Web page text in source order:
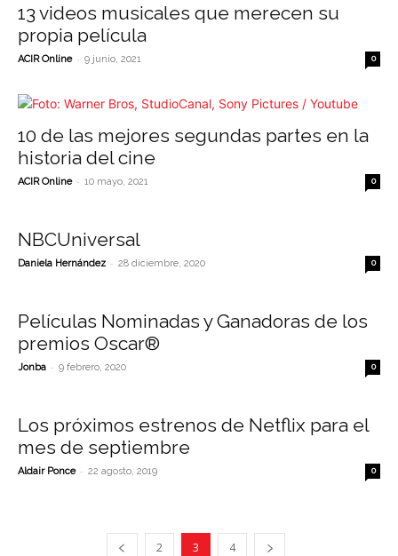
13 videos musicales que merecen su
propia película
ACIR Online - 9 junio, 2021 0
10 de las mejores segundas partes en la
historia del cine
ACIR Online - 10 mayo, 2021 0
NBCUniversal
Daniela Hernández - 28 diciembre, 2020 0
Películas Nominadas y Ganadoras de los
premios Oscar®
Jonba - 9 febrero, 2020 0
Los próximos estrenos de Netflix para el
mes de septiembre
Aldair Ponce - 22 agosto, 2019 0
2 3 4